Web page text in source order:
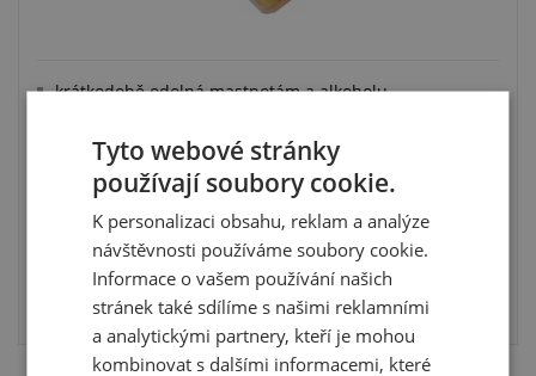
krátkodobě odolná mastnotám a alkoholu
pracovní teplota: +5 °C/+40 °C
VYBRAT VARIANTU
Tyto webové stránky
používají soubory cookie.
K personalizaci obsahu, reklam a analýze
návštěvnosti používáme soubory cookie.
Informace o vašem používání našich
stránek také sdílíme s našimi reklamními
a analytickými partnery, kteří je mohou
kombinovat s dalšími informacemi, které